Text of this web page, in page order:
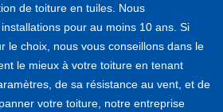
de toiture en tuiles. Nous
pour au moins 10 ans. Si
le choix, nous vous conseillons dans le
le mieux à votre toiture en tenant
de sa résistance au vent, et de
votre toiture, notre entreprise